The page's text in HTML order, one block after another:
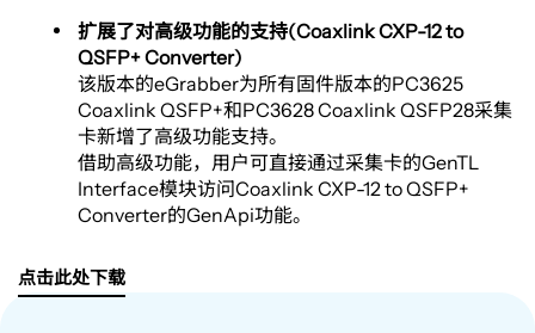
扩展了对高级功能的支持(Coaxlink CXP-12 to
QSFP+ Converter)
该版本的eGrabber为所有固件版本的PC3625
Coaxlink QSFP+和PC3628 Coaxlink QSFP28采集
卡新增了高级功能支持。
借助高级功能，用户可直接通过采集卡的GenTL
Interface模块访问Coaxlink CXP-12 to QSFP+
Converter的GenApi功能。
点击此处下载